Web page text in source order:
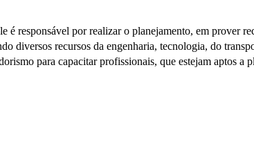
responsável por realizar o planejamento, em prover
diversos recursos da engenharia, tecnologia, do
para capacitar profissionais, que estejam aptos a